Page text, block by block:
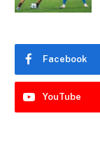
Facebook
YouTube